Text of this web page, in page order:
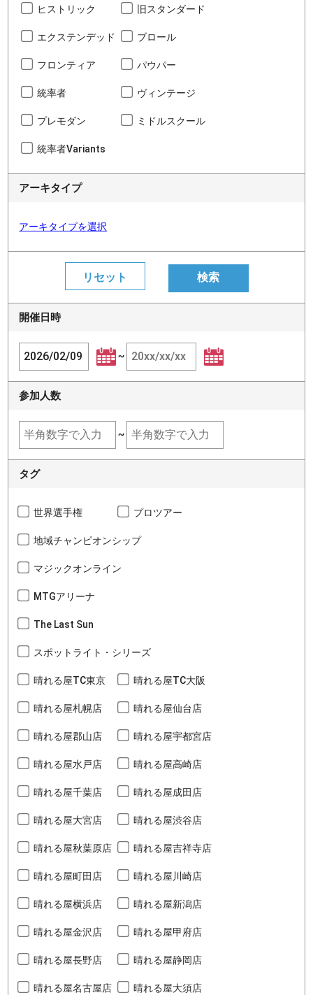
ヒストリック 旧スタンダード
エクステンデッド ブロール
フロンティア パウパー
統率者 ヴィンテージ
プレモダン ミドルスクール
統率者Variants
アーキタイプ
アーキタイプを選択
開催日時
~
参加人数
~
タグ
世界選手権 プロツアー
地域チャンピオンシップ
マジックオンライン
MTGアリーナ
The Last Sun
スポットライト・シリーズ
晴れる屋TC東京 晴れる屋TC大阪
晴れる屋札幌店 晴れる屋仙台店
晴れる屋郡山店 晴れる屋宇都宮店
晴れる屋水戸店 晴れる屋高崎店
晴れる屋千葉店 晴れる屋成田店
晴れる屋大宮店 晴れる屋渋谷店
晴れる屋秋葉原店 晴れる屋吉祥寺店
晴れる屋町田店 晴れる屋川崎店
晴れる屋横浜店 晴れる屋新潟店
晴れる屋金沢店 晴れる屋甲府店
晴れる屋長野店 晴れる屋静岡店
晴れる屋名古屋店 晴れる屋大須店